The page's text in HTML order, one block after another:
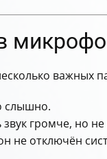
важных
слышно.
громче, но
не отключён